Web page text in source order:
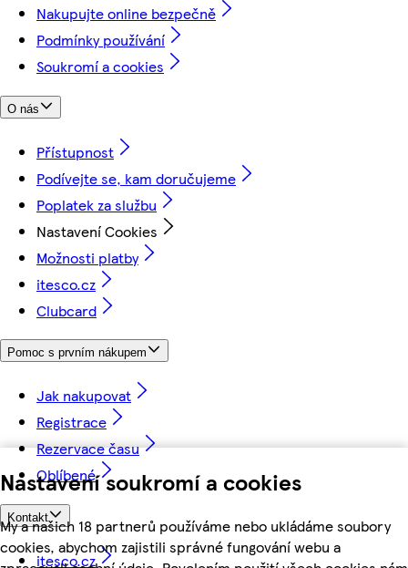
Nastavení soukromí a cookies
My a našich 18 partnerů používáme nebo ukládáme soubory
cookies, abychom zajistili správné fungování webu a
Nakupujte online bezpečně
Podmínky používání
Soukromí a cookies
O nás
Přístupnost
Podívejte se, kam doručujeme
Poplatek za službu
Nastavení Cookies
Možnosti platby
itesco.cz
Clubcard
Pomoc s prvním nákupem
Jak nakupovat
Registrace
Rezervace času
Oblíbené
Kontakt
itesco.cz